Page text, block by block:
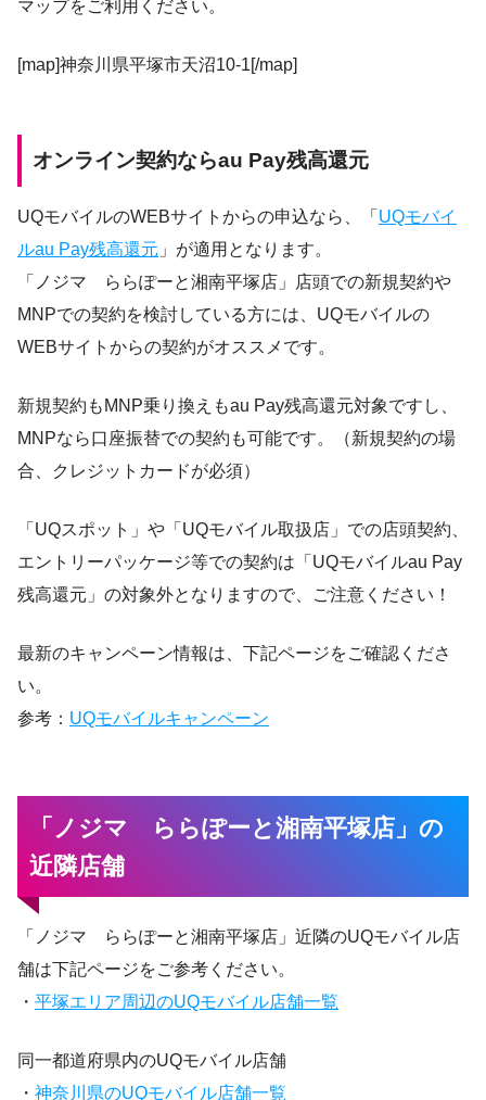
マップをご利用ください。
[map]神奈川県平塚市天沼10-1[/map]
オンライン契約ならau Pay残高還元
UQモバイルのWEBサイトからの申込なら、「 UQモバイ
ルau Pay残高還元 」が適用となります。
「ノジマ ららぽーと湘南平塚店」店頭での新規契約や
MNPでの契約を検討している方には、UQモバイルの
WEBサイトからの契約がオススメです。
新規契約もMNP乗り換えもau Pay残高還元対象ですし、
MNPなら口座振替での契約も可能です。（新規契約の場
合、クレジットカードが必須）
「UQスポット」や「UQモバイル取扱店」での店頭契約、
エントリーパッケージ等での契約は「UQモバイルau Pay
残高還元」の対象外となりますので、ご注意ください！
最新のキャンペーン情報は、下記ページをご確認くださ
い。
参考： UQモバイルキャンペーン
「ノジマ ららぽーと湘南平塚店」の
近隣店舗
「ノジマ ららぽーと湘南平塚店」近隣のUQモバイル店
舗は下記ページをご参考ください。
・ 平塚エリア周辺のUQモバイル店舗一覧
同一都道府県内のUQモバイル店舗
・ 神奈川県のUQモバイル店舗一覧